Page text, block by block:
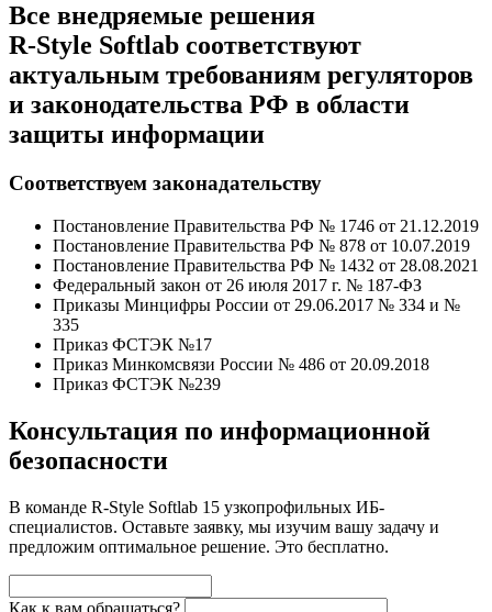
Все внедряемые решения
R‑Style Softlab соответствуют
актуальным требованиям регуляторов
и законодательства РФ в области
защиты информации
Соответствуем законадательству
Постановление Правительства РФ № 1746 от 21.12.2019
Постановление Правительства РФ № 878 от 10.07.2019
Постановление Правительства РФ № 1432 от 28.08.2021
Федеральный закон от 26 июля 2017 г. № 187-ФЗ
Приказы Минцифры России от 29.06.2017 № 334 и №
335
Приказ ФСТЭК №17
Приказ Минкомсвязи России № 486 от 20.09.2018
Приказ ФСТЭК №239
Консультация по информационной
безопасности
В команде R‑Style Softlab 15 узкопрофильных ИБ-
специалистов. Оставьте заявку, мы изучим вашу задачу и
предложим оптимальное решение. Это бесплатно.
Как к вам обращаться?